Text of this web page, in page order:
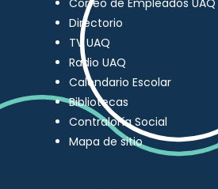
Correo de Empleados UAQ
Directorio
TV UAQ
Radio UAQ
Calendario Escolar
Bibliotecas
Contraloría Social
Mapa de sitio